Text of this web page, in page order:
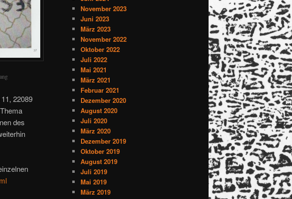
22089
des
November 2023
Juni 2023
März 2023
November 2022
Oktober 2022
Juli 2022
Mai 2021
März 2021
Februar 2021
Dezember 2020
August 2020
Juli 2020
März 2020
Dezember 2019
Oktober 2019
August 2019
Juli 2019
Mai 2019
März 2019